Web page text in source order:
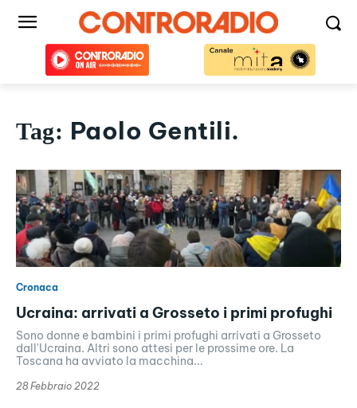
Tag: Paolo Gentili.
Cronaca
Ucraina: arrivati a Grosseto i primi profughi
Sono donne e bambini i primi profughi arrivati a Grosseto
dall'Ucraina. Altri sono attesi per le prossime ore. La
Toscana ha avviato la macchina...
28 Febbraio 2022